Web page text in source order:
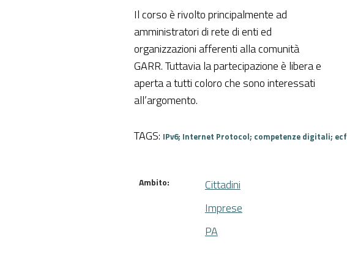
Il corso è rivolto principalmente ad
amministratori di rete di enti ed
organizzazioni afferenti alla comunità
GARR. Tuttavia la partecipazione è libera e
aperta a tutti coloro che sono interessati
all’argomento.
TAGS: IPv6; Internet Protocol; competenze digitali; ecf
Ambito:
Cittadini
Imprese
PA